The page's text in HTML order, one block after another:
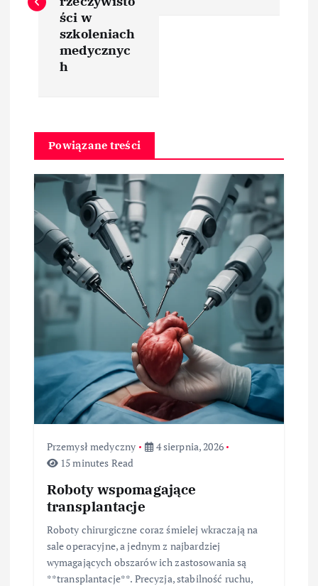
c
a
w
p
u
ści w
szkoleniach
medycznyc
h
Powiązane treści
Przemysł medyczny
4 sierpnia, 2026
15 minutes Read
Roboty wspomagające
transplantacje
Roboty chirurgiczne coraz śmielej wkraczają na
sale operacyjne, a jednym z najbardziej
wymagających obszarów ich zastosowania są
**transplantacje**. Precyzja, stabilność ruchu,